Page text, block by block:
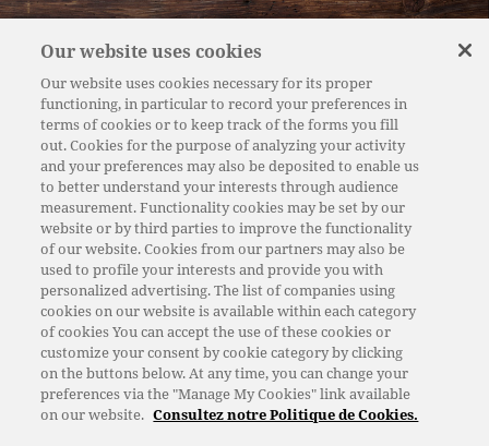
Nos fromages de Savoie
Nos magasins de vente directe
Nos métiers
Nos recettes
Actualités
Recrutement
Contact
Mentions légales et sanitaires
Our website uses cookies
Our website uses cookies necessary for its proper
functioning, in particular to record your preferences in
terms of cookies or to keep track of the forms you fill
out. Cookies for the purpose of analyzing your activity
and your preferences may also be deposited to enable us
to better understand your interests through audience
measurement. Functionality cookies may be set by our
website or by third parties to improve the functionality
of our website. Cookies from our partners may also be
used to profile your interests and provide you with
personalized advertising. The list of companies using
cookies on our website is available within each category
of cookies You can accept the use of these cookies or
customize your consent by cookie category by clicking
on the buttons below. At any time, you can change your
preferences via the "Manage My Cookies" link available
on our website. Consultez notre Politique de Cookies.